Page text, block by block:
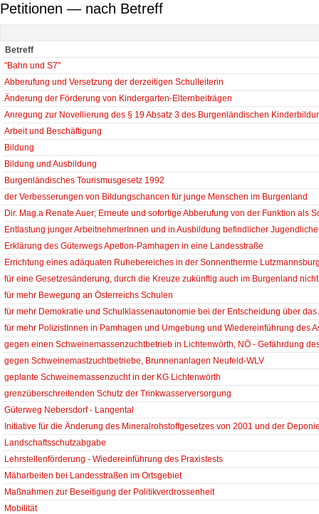
Petitionen — nach Betreff
Betreff
"Bahn und S7"
Abberufung und Versetzung der derzeitigen Schulleiterin
Änderung der Förderung von Kindergarten-Elternbeiträgen
Anregung zur Novellierung des § 19 Absatz 3 des Burgenländischen
Arbeit und Beschäftigung
Bildung
Bildung und Ausbildung
Burgenländisches Tourismusgesetz 1992
der Verbesserungen von Bildungschancen für junge Menschen im Burgenland
Dir. Mag.a Renate Auer; Erneute und sofortige Abberufung von der Funktion als
Entlastung junger ArbeitnehmerInnen und in Ausbildung befindlicher
Erklärung des Güterwegs Apetlon-Pamhagen in eine Landesstraße
Errichtung eines adäquaten Ruhebereiches in der Sonnentherme
für eine Gesetzesänderung, durch die Kreuze zukünftig auch im Burgenland
für mehr Bewegung an Österreichs Schulen
für mehr Demokratie und Schulklassenautonomie bei der Entscheidung über
für mehr PolizistInnen in Pamhagen und Umgebung und Wiedereinführung des
gegen einen Schweinemassenzuchtbetrieb in Lichtenwörth, NÖ - Gefährdung
gegen Schweinemastzuchtbetriebe, Brunnenanlagen Neufeld-WLV
geplante Schweinemassenzucht in der KG Lichtenwörth
grenzüberschreitenden Schutz der Trinkwasserversorgung
Güterweg Nebersdorf - Langental
Initiative für die Änderung des Mineralrohstoffgesetzes von 2001 und der
Landschaftsschutzabgabe
Lehrstellenförderung - Wiedereinführung des Praxistests
Mäharbeiten bei Landesstraßen im Ortsgebiet
Maßnahmen zur Beseitigung der Politikverdrossenheit
Mobilität